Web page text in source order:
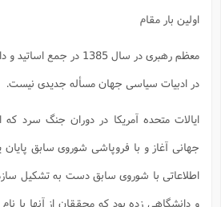
اولین بار مقام
معظم رهبری در سال 1385 در
در ادبیات سیاسی جهان مسأله جدیدی نیست.
ایالات متحده آمریکا در دوران جنگ سرد که
جهانی آغاز و با فروپاشی شوروی سابق پایان
اطلاعاتی با شوروی سابق دست به تشکیل
و دانشگاهی زده بود که محققان از آنها با نام